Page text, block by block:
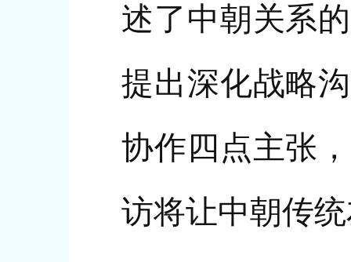
述了中朝关系
提出深化战略
协作四点主张
访将让中朝传